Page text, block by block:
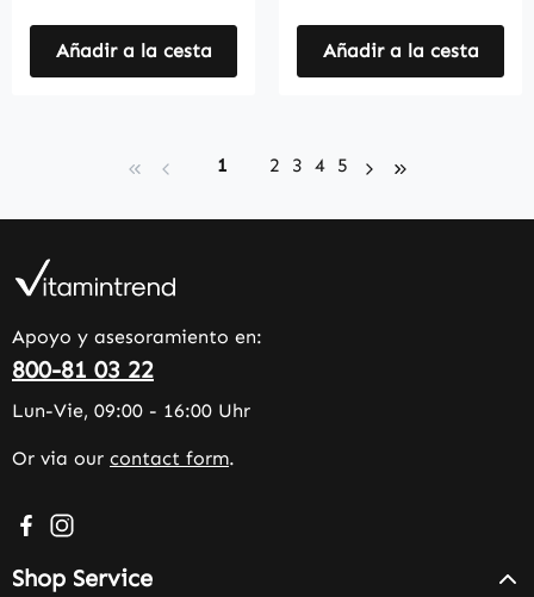
Añadir a la cesta Añadir a la cesta
Page
1 Page
2 Page
3 Page
4 Page
5
Apoyo y asesoramiento en:
800-81 03 22
Lun-Vie, 09:00 - 16:00 Uhr
Or via our contact form.
Visit us on Facebook – opens in a new browser tab
Check us out on Instagram – opens in a new
Shop Service